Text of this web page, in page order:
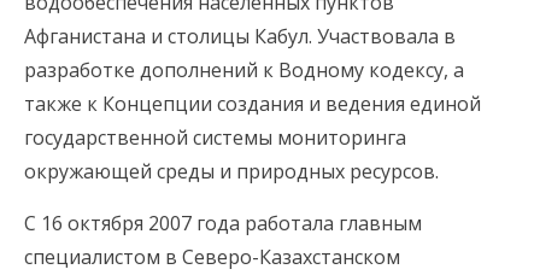
Афганистана и столицы Кабул. Участвовала в
разработке дополнений к Водному кодексу, а
также к Концепции создания и ведения единой
государственной системы мониторинга
окружающей среды и природных ресурсов.
С 16 октября 2007 года работала главным
специалистом в Северо-Казахстанском